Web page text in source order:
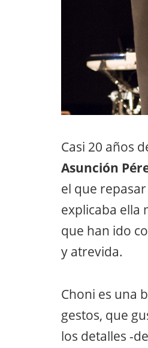
Casi 20 años
Asunción
el que
explicaba ella
que han ido
y atrevida.
Choni es una
gestos, que
los detalles -